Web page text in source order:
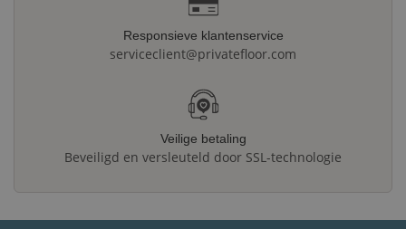
Responsieve klantenservice
serviceclient@privatefloor.com
Veilige betaling
Beveiligd en versleuteld door SSL-technologie